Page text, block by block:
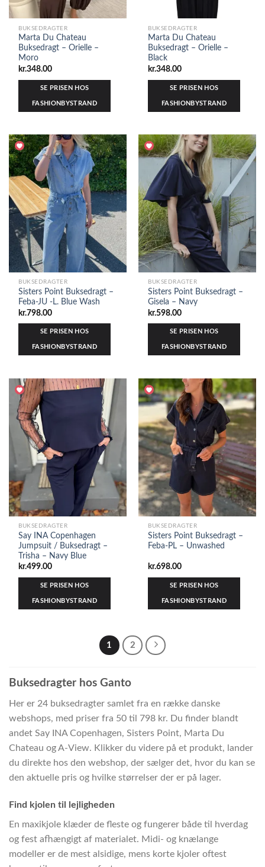
BUKSEDRAGTER
Marta Du Chateau
Buksedragt – Orielle –
Moro
kr.348.00
SE PRISEN HOS
FASHIONBYSTRAND
BUKSEDRAGTER
Marta Du Chateau
Buksedragt – Orielle –
Black
kr.348.00
SE PRISEN HOS
FASHIONBYSTRAND
BUKSEDRAGTER
Sisters Point Buksedragt –
Feba-JU -L. Blue Wash
kr.798.00
SE PRISEN HOS
FASHIONBYSTRAND
BUKSEDRAGTER
Sisters Point Buksedragt –
Gisela – Navy
kr.598.00
SE PRISEN HOS
FASHIONBYSTRAND
BUKSEDRAGTER
Say INA Copenhagen
Jumpsuit / Buksedragt –
Trisha – Navy Blue
kr.499.00
SE PRISEN HOS
FASHIONBYSTRAND
BUKSEDRAGTER
Sisters Point Buksedragt –
Feba-PL – Unwashed
kr.698.00
SE PRISEN HOS
FASHIONBYSTRAND
1 2
Buksedragter hos Ganto
Her er 24 buksedragter samlet fra en række danske
webshops, med priser fra 50 til 798 kr. Du finder blandt
andet Say INA Copenhagen, Sisters Point, Marta Du
Chateau og A-View. Klikker du videre på et produkt, lander
du direkte hos den webshop, der sælger det, hvor du kan se
den aktuelle pris og hvilke størrelser der er på lager.
Find kjolen til lejligheden
En maxikjole klæder de fleste og fungerer både til hverdag
og fest afhængigt af materialet. Midi- og knælange
modeller er de mest alsidige, mens korte kjoler oftest